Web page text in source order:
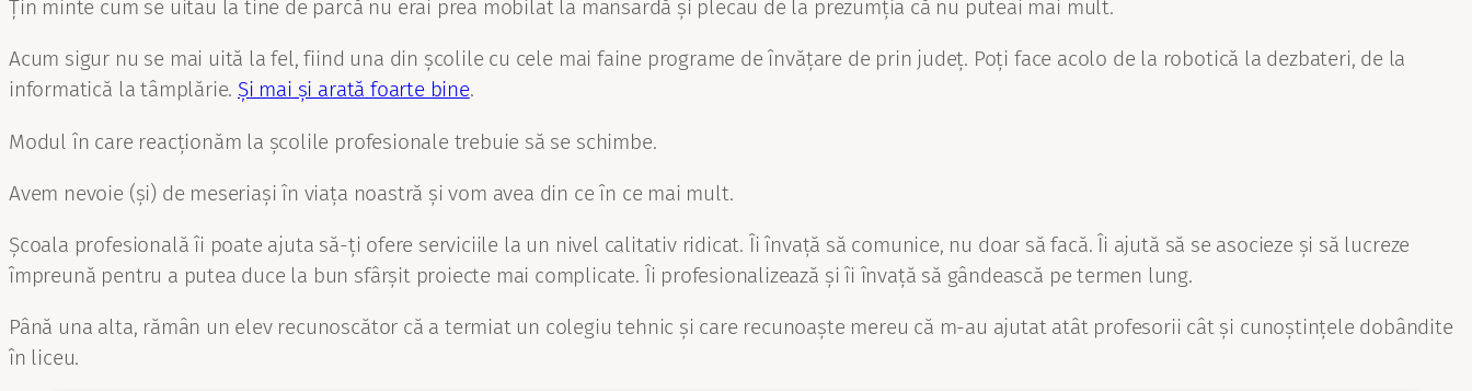
Țin minte cum se uitau la tine de parcă nu erai prea mobilat la mansardă și plecau de la prezumția că nu puteai mai mult.
Acum sigur nu se mai uită la fel, fiind una din școlile cu cele mai faine programe de învățare de prin județ. Poți face acolo de la robotică la dezbateri, de la
informatică la tâmplărie. Și mai și arată foarte bine.
Modul în care reacționăm la școlile profesionale trebuie să se schimbe.
Avem nevoie (și) de meseriași în viața noastră și vom avea din ce în ce mai mult.
Școala profesională îi poate ajuta să-ți ofere serviciile la un nivel calitativ ridicat. Îi învață să comunice, nu doar să facă. Îi ajută să se asocieze și să lucreze
împreună pentru a putea duce la bun sfârșit proiecte mai complicate. Îi profesionalizează și îi învață să gândească pe termen lung.
Până una alta, rămân un elev recunoscător că a termiat un colegiu tehnic și care recunoaște mereu că m-au ajutat atât profesorii cât și cunoștințele dobândite
în liceu.